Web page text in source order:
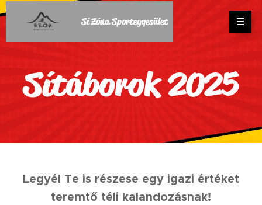
Sí Zóna Sportegyesület
Sítáborok 2025
Legyél Te is részese egy igazi értéket
teremtő téli kalandozásnak!